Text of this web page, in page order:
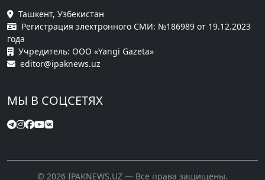
Ташкент, Узбекистан
Регистрация электронного СМИ: №186989 от 19.12.2023
года
Учредитель: ООО «Yangi Gazeta»
editor@ipaknews.uz
МЫ В СОЦСЕТЯХ
© 2026 IPAKNEWS.UZ — Все права защищены.